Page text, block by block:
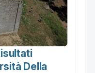
Della